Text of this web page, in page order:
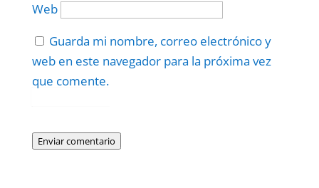
Web
Guarda mi nombre, correo electrónico y
web en este navegador para la próxima vez
que comente.
Enviar comentario